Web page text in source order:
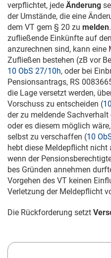
verpflichtet, jede Änderung
der Umstände, die eine
dem VT gem § 20 zu melden
zufließende Einkünfte auf
anzurechnen sind, kann
Zufließen bestehen (zB vor
10 ObS 27/10h, oder bei
Pensionsantrags, RS
die Lage versetzt werden,
Vorschuss zu entscheiden (
der zu meldende
oder es diesem möglich
selbst zu verschaffen (10
hebt diese Meldepflicht nicht
wenn der
bes Gründen annehmen
Vorgehen des VT keinen
Verletzung der Meldepflicht
Die Rückforderung setzt